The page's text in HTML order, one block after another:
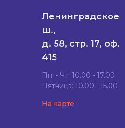
Ленинградское
ш.,
д. 58, стр. 17, оф.
415
Пн. - Чт: 10.00 - 17.00
Пятница: 10.00 - 15.00
На карте